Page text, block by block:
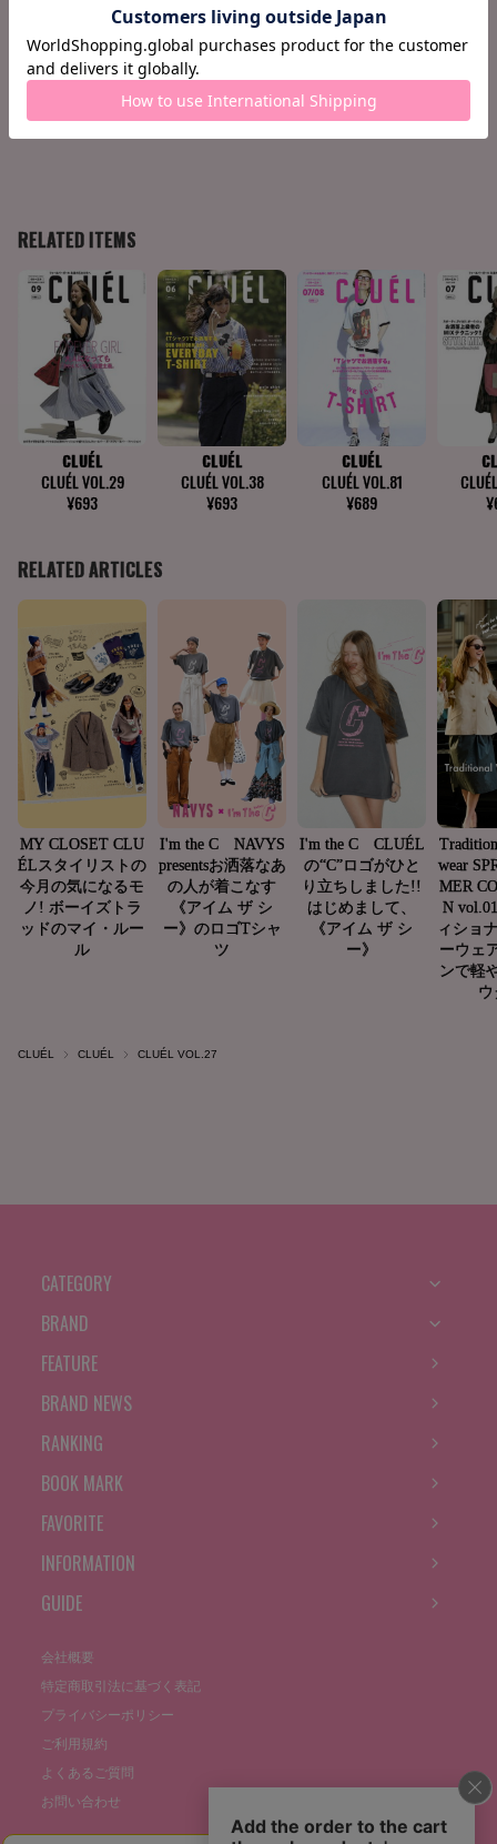
141 今月の映画
143 今月の ART&BOOK
144 CLUÉL JOURNAL
CLUÉL CLUÉL CLUÉL VOL.27
CATEGORY
BRAND
FEATURE
BRAND NEWS
RANKING
BOOK MARK
FAVORITE
INFORMATION
GUIDE
会社概要
特定商取引法に基づく表記
プライバシーポリシー
ご利用規約
よくあるご質問
お問い合わせ